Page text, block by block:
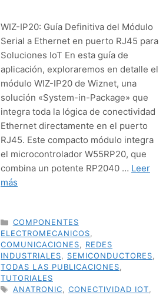
WIZ-IP20: Guía Definitiva del Módulo
Serial a Ethernet en puerto RJ45 para
Soluciones IoT En esta guía de
aplicación, exploraremos en detalle el
módulo WIZ-IP20 de Wiznet, una
solución «System-in-Package» que
integra toda la lógica de conectividad
Ethernet directamente en el puerto
RJ45. Este compacto módulo integra
el microcontrolador W55RP20, que
combina un potente RP2040 … Leer
más
CATEGORÍAS
COMPONENTES
ELECTROMECANICOS
COMUNICACIONES
REDES
INDUSTRIALES
SEMICONDUCTORES
TODAS LAS PUBLICACIONES
TUTORIALES
ETIQUETAS
ANATRONIC CONECTIVIDAD IOT